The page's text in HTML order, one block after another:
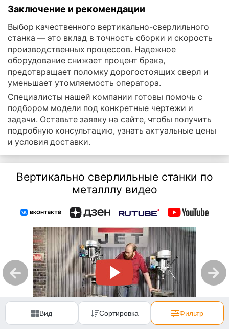
Вид Сортировка Фильтр
Заключение и рекомендации
Выбор качественного вертикально-сверлильного
станка — это вклад в точность сборки и скорость
производственных процессов. Надежное
оборудование снижает процент брака,
предотвращает поломку дорогостоящих сверл и
уменьшает утомляемость оператора.
Специалисты нашей компании готовы помочь с
подбором модели под конкретные чертежи и
задачи. Оставьте заявку на сайте, чтобы получить
подробную консультацию, узнать актуальные цены
и условия доставки.
Вертикально сверлильные станки по
металллу видео